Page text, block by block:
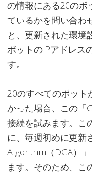
の情報にある20のボ
ているかを問い合わ
と、更新された環境
ボットのIPアドレス
す。
20のすべてのボット
かった場合、この「
接続を試みます。こ
に、毎週初めに更新
Algorithm（DGA）
ます。そのため、こ